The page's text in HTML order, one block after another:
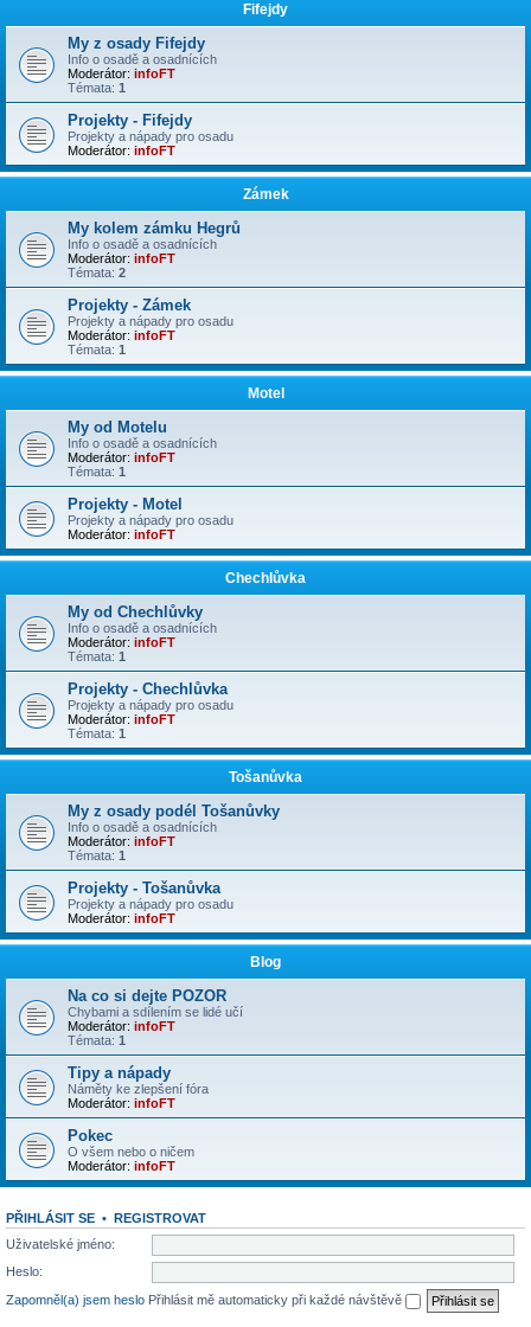
Fifejdy
My z osady Fifejdy
Info o osadě a osadnících
Moderátor: infoFT
Témata: 1
Projekty - Fifejdy
Projekty a nápady pro osadu
Moderátor: infoFT
Zámek
My kolem zámku Hegrů
Info o osadě a osadnících
Moderátor: infoFT
Témata: 2
Projekty - Zámek
Projekty a nápady pro osadu
Moderátor: infoFT
Témata: 1
Motel
My od Motelu
Info o osadě a osadnících
Moderátor: infoFT
Témata: 1
Projekty - Motel
Projekty a nápady pro osadu
Moderátor: infoFT
Chechlůvka
My od Chechlůvky
Info o osadě a osadnících
Moderátor: infoFT
Témata: 1
Projekty - Chechlůvka
Projekty a nápady pro osadu
Moderátor: infoFT
Témata: 1
Tošanůvka
My z osady podél Tošanůvky
Info o osadě a osadnících
Moderátor: infoFT
Témata: 1
Projekty - Tošanůvka
Projekty a nápady pro osadu
Moderátor: infoFT
Blog
Na co si dejte POZOR
Chybami a sdílením se lidé učí
Moderátor: infoFT
Témata: 1
Tipy a nápady
Náměty ke zlepšení fóra
Moderátor: infoFT
Pokec
O všem nebo o ničem
Moderátor: infoFT
PŘIHLÁSIT SE • REGISTROVAT
Uživatelské jméno:
Heslo:
Zapomněl(a) jsem heslo Přihlásit mě automaticky při každé návštěvě